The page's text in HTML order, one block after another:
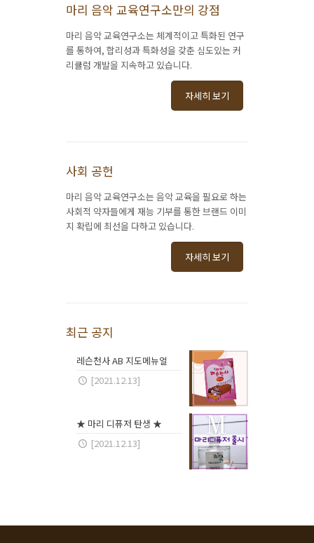
마리 음악 교육연구소만의 강점
마리 음악 교육연구소는 체계적이고 특화된 연구
를 통하여, 합리성과 특화성을 갖춘 심도있는 커
리큘럼 개발을 지속하고 있습니다.
자세히 보기
사회 공헌
마리 음악 교육연구소는 음악 교육을 필요로 하는
사회적 약자들에게 재능 기부를 통한 브랜드 이미
지 확립에 최선을 다하고 있습니다.
자세히 보기
최근 공지
레슨천사 AB 지도메뉴얼
[2021.12.13]
★ 마리 디퓨저 탄생 ★
[2021.12.13]